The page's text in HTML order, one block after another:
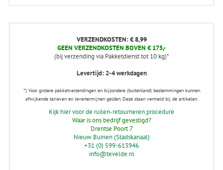
VERZENDKOSTEN: € 8,99
GEEN VERZENDKOSTEN BOVEN € 175,-
(bij verzending via Pakketdienst tot 10 kg)*
Levertijd: 2-4 werkdagen
*) Voor grotere pakketverzendingen en bijzondere (buitenland) bestemmingen kunnen
afwijkende tarieven en levertermijnen gelden. Deze staan vermeld bij de artikelen.
Kijk hier voor de ruilen-retourneren procedure
Waar is ons bedrijf gevestigd?
Drentse Poort 7
Nieuw Buinen (Stadskanaal)
+31 (0) 599-613946
info@tevelde.nl